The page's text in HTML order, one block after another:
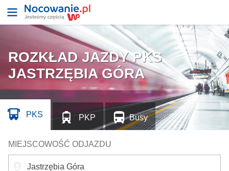
ROZKŁAD JAZDY PKS
JASTRZĘBIA GÓRA
MIEJSCOWOŚĆ ODJAZDU
PKS PKP Busy